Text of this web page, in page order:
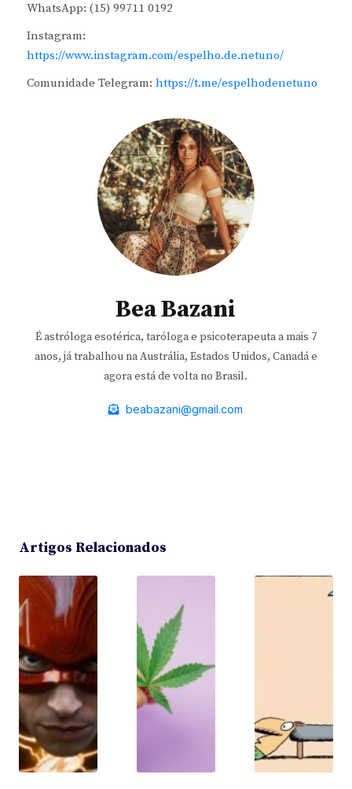
WhatsApp: (15) 99711 0192
Instagram:
https://www.instagram.com/espelho.de.netuno/
Comunidade Telegram: https://t.me/espelhodenetuno
Bea Bazani
É astróloga esotérica, taróloga e psicoterapeuta a mais 7
anos, já trabalhou na Austrália, Estados Unidos, Canadá e
agora está de volta no Brasil.
beabazani@gmail.com
Artigos Relacionados